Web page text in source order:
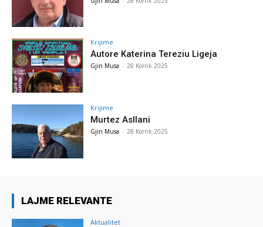
Krijime
Autore Katerina Tereziu Ligeja
Gjin Musa - 28 Korrik 2025
Krijime
Murtez Asllani
Gjin Musa - 28 Korrik 2025
LAJME RELEVANTE
Aktualitet